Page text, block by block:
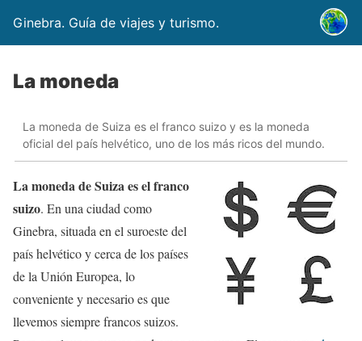
Ginebra. Guía de viajes y turismo.
La moneda
La moneda de Suiza es el franco suizo y es la moneda
oficial del país helvético, uno de los más ricos del mundo.
La moneda de Suiza es el franco
suizo. En una ciudad como
Ginebra, situada en el suroeste del
país helvético y cerca de los países
de la Unión Europea, lo
conveniente y necesario es que
llevemos siempre francos suizos.